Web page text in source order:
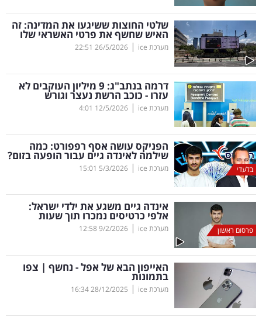
קריפטו
ויראלי
טלוויזיה
עסקי
ספורט
קריירה
ולימודים
מינויים
רייטינג
רכב
בריאות
תרבות
שלטי החוצות ששיגעו את המדינה: זה
האיש שחשף את פרטי האשראי שלו
מערכת ice |
26/5/2026
22:51
דרמה בנתב"ג: 9 מיליון העוקבים לא
עזרו - כוכב הרשת נעצר וגורש
מערכת ice |
12/5/2026
4:01
בלעדי
הפניקס עושה אסף רפפורט: כמה
שילמה לאינדה גיים עבור הופעה בזום?
מערכת ice |
5/3/2026
15:01
פרסום ראשון
אינדה גיים משגע את ילדי ישראל:
אלפי כרטיסים נמכרו תוך שעות
מערכת ice |
9/2/2026
12:58
האייפון הבא של אפל - נחשף | צפו
בתמונות
מערכת ice |
28/12/2025
16:34